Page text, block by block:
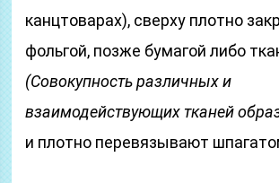
канцтоварах), сверху плотно
фольгой, позже бумагой либо
(Совокупность различных и
взаимодействующих тканей
и плотно перевязывают